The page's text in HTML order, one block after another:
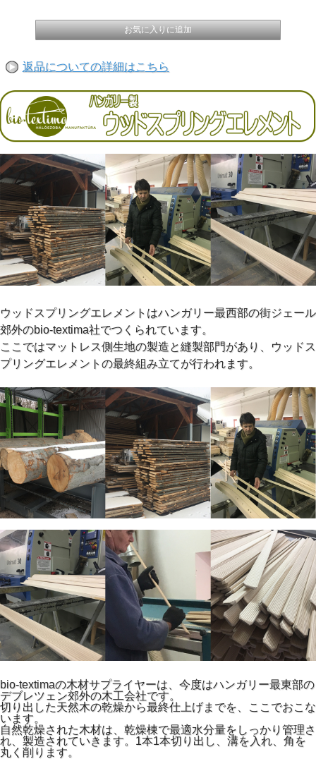
返品についての詳細はこちら
ウッドスプリングエレメントはハンガリー最西部の街ジェール
郊外のbio-textima社でつくられています。
ここではマットレス側生地の製造と縫製部門があり、ウッドス
プリングエレメントの最終組み立てが行われます。
bio-textimaの木材サプライヤーは、今度はハンガリー最東部の
デブレツェン郊外の木工会社です。
切り出した天然木の乾燥から最終仕上げまでを、ここでおこな
います。
自然乾燥された木材は、乾燥棟で最適水分量をしっかり管理さ
れ、製造されていきます。1本1本切り出し、溝を入れ、角を
丸く削ります。